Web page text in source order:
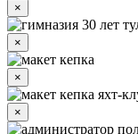
×
×
×
×